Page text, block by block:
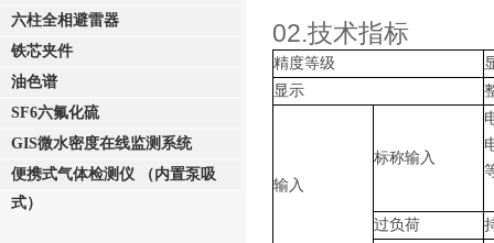
六柱全相避雷器
铁芯夹件
油色谱
SF6六氟化硫
GIS微水密度在线监测系统
便携式气体检测仪 （内置泵吸
式）
02.技术指标
精度等级
显示
输入
标称输入
过负荷